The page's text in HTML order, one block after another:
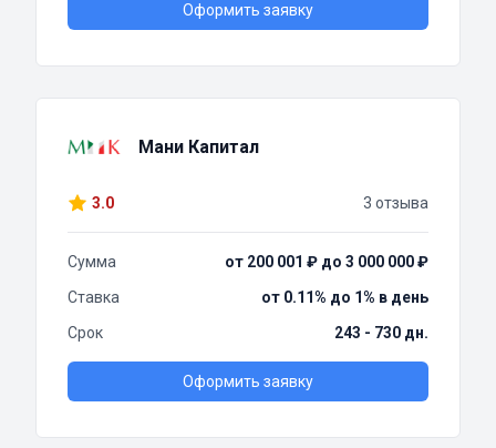
Оформить заявку
Мани Капитал
3.0 3 отзыва
Сумма
от 200 001 ₽ до 3 000 000 ₽
Ставка
от 0.11% до 1% в день
Срок
243 - 730 дн.
Оформить заявку